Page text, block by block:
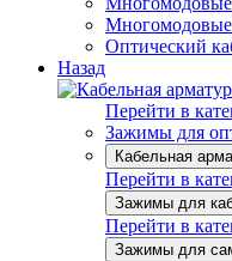
Многомодовые
Оптический
Назад
Перейти в
Зажимы для
Кабельная
Перейти в
Зажимы для
Перейти в
Зажимы для